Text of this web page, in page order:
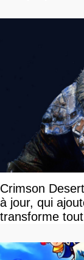
Crimson
à jour, qui
transforme